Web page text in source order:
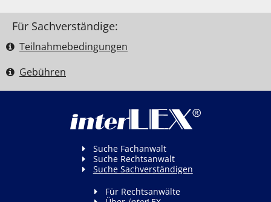
Für Sachverständige:
Teilnahme­bedingungen
Gebühren
Suche Fachanwalt
Suche Rechtsanwalt
Suche Sachverständigen
Für Rechtsanwälte